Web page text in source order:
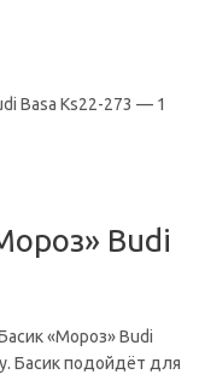
Basa Ks22-273 — 1
Budi
«Мороз» Budi
Басик подойдёт для